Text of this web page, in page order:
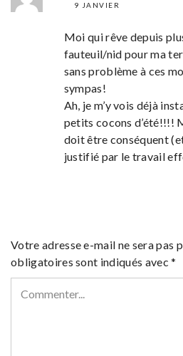
9 JANVIER
Moi qui rêve depuis
fauteuil/nid pour ma
sans problème à ces
sympas!
Ah, je m’y vois déjà
petits cocons d’été!!!!
doit être conséquent
justifié par le travail
Votre adresse e-mail ne sera pas
obligatoires sont indiqués avec*